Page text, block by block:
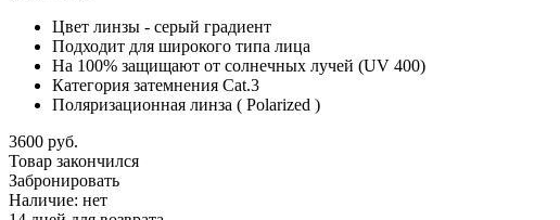
Цвет линзы - серый градиент
Подходит для широкого типа лица
На 100% защищают от солнечных лучей (UV 400)
Категория затемнения Cat.3
Поляризационная линза ( Polarized )
3600 руб.
Товар закончился
Забронировать
Наличие: нет